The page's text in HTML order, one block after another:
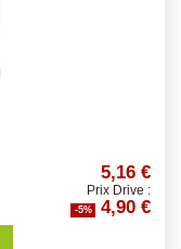
5,16 €
Prix Drive :
-5% 4,90 €